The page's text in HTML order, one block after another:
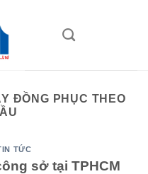
ĐỒNG PHỤC THEO
TỨC
sở tại TPHCM